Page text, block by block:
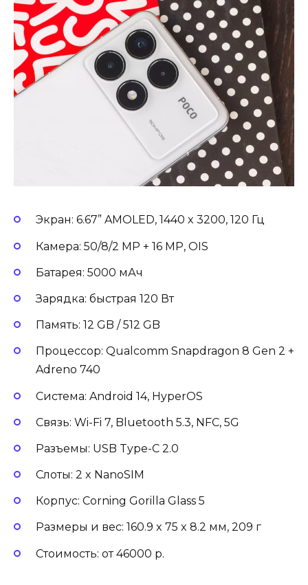
Экран: 6.67” AMOLED, 1440 x 3200, 120 Гц
Камера: 50/8/2 MP + 16 MP, OIS
Батарея: 5000 мАч
Зарядка: быстрая 120 Вт
Память: 12 GB / 512 GB
Процессор: Qualcomm Snapdragon 8 Gen 2 +
Adreno 740
Система: Android 14, HyperOS
Связь: Wi-Fi 7, Bluetooth 5.3, NFC, 5G
Разъемы: USB Type-C 2.0
Слоты: 2 x NanoSIM
Корпус: Corning Gorilla Glass 5
Размеры и вес: 160.9 x 75 x 8.2 мм, 209 г
Стоимость: от 46000 р.